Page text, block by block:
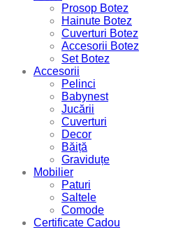
Prosop Botez
Hainute Botez
Cuverturi Botez
Accesorii Botez
Set Botez
Accesorii
Pelinci
Babynest
Jucării
Cuverturi
Decor
Băiță
Graviduțe
Mobilier
Paturi
Saltele
Comode
Certificate Cadou